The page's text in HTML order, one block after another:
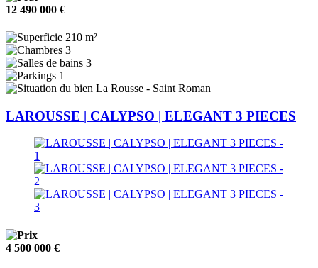
12 490 000 €
210 m²
3
3
1
La Rousse - Saint Roman
LAROUSSE | CALYPSO | ELEGANT 3 PIECES
4 500 000 €